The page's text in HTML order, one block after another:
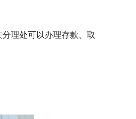
理处可以办理存款、取